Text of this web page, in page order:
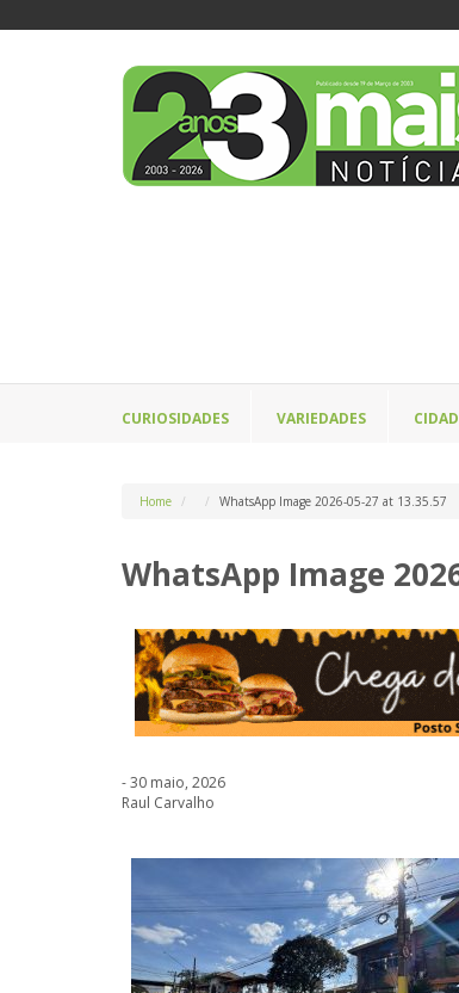
CURIOSIDADES VARIEDADES
Home WhatsApp Image 2026-05-27 at 13.35.57
WhatsApp Image
- 30 maio, 2026
Raul Carvalho